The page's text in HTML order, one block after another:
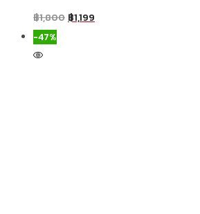
฿1,800฿1,199
-47%